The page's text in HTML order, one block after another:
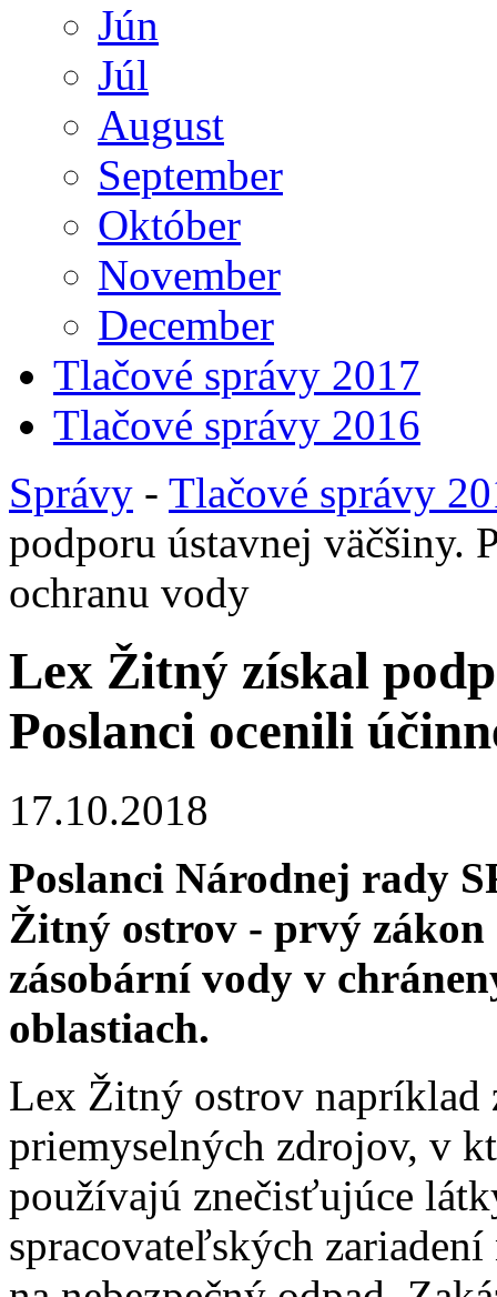
Jún
Júl
August
September
Október
November
December
Tlačové správy 2017
Tlačové správy 2016
Správy - Tlačové správy
podporu ústavnej väčšiny.
ochranu vody
Lex Žitný získal
Poslanci ocenili
17.10.2018
Poslanci Národnej rady
Žitný ostrov - prvý zákon
zásobární vody v
oblastiach.
Lex Žitný ostrov napríklad
priemyselných zdrojov, v
používajú znečisťujúce
spracovateľských